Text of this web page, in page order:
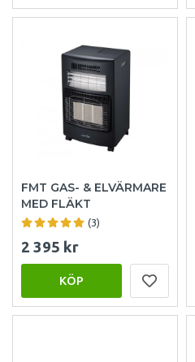
FMT GAS- & ELVÄRMARE
MED FLÄKT
(3)
2 395 kr
KÖP